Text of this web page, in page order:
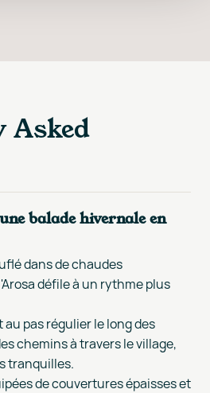
Asked
balade hivernale en
dans de chaudes
défile à un rythme plus
pas régulier le long des
chemins à travers le village,
tranquilles.
de couvertures épaisses et